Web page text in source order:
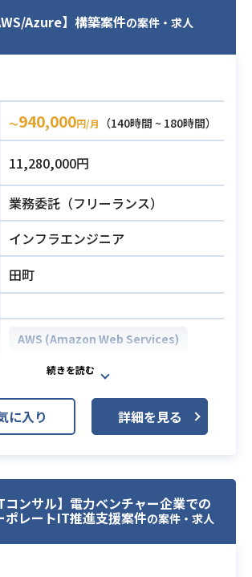
経験2年以上
Azure】構築案件の案件・求人
〜940,000円/月
（140時間 ~ 180時間）
11,280,000円
業務委託（フリーランス）
インフラエンジニア
田町
AWS (Amazon Web Services)
Linux
Azure
①複数案件を抱えているインフラ設
計構築チームに常駐し、
②上記のAWSやAzureシステム上
に、Linuxサーバの構築を行います。
基本設計から構築、テスト等対
に入り 詳細を見る
コンサル】電力ベンチャー企業での
ポレートIT推進支援案件の案件・求人